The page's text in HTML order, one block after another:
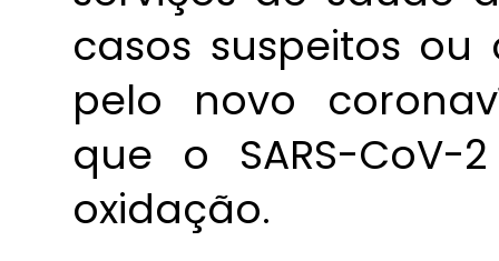
casos suspeitos
pelo novo
que o SARS-
oxidação.